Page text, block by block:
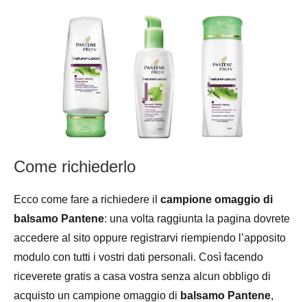
Come richiederlo
Ecco come fare a richiedere il campione omaggio di
balsamo Pantene: una volta raggiunta la pagina dovrete
accedere al sito oppure registrarvi riempiendo l’apposito
modulo con tutti i vostri dati personali. Così facendo
riceverete gratis a casa vostra senza alcun obbligo di
acquisto un campione omaggio di balsamo Pantene,